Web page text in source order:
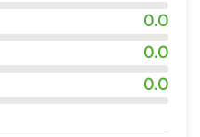
0.0
0.0
0.0